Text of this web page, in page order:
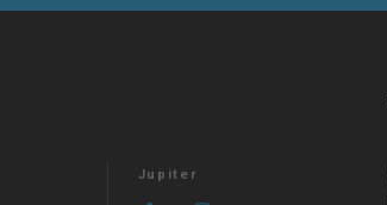
Jupiter